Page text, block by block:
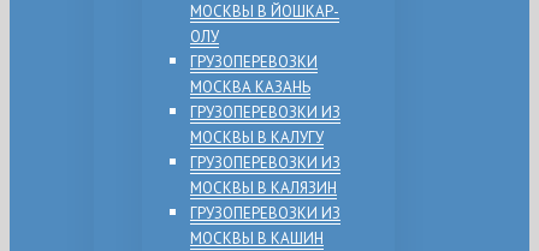
МОСКВЫ В ЙОШКАР-
ОЛУ
ГРУЗОПЕРЕВОЗКИ
МОСКВА КАЗАНЬ
ГРУЗОПЕРЕВОЗКИ ИЗ
МОСКВЫ В КАЛУГУ
ГРУЗОПЕРЕВОЗКИ ИЗ
МОСКВЫ В КАЛЯЗИН
ГРУЗОПЕРЕВОЗКИ ИЗ
МОСКВЫ В КАШИН